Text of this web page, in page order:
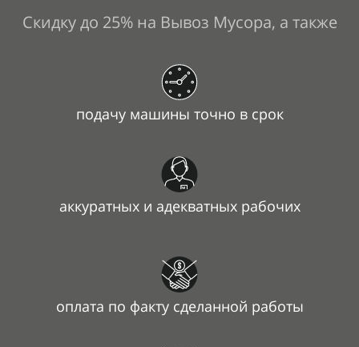
Скидку до 25% на Вывоз Мусора, а также
подачу машины точно в срок
аккуратных и адекватных рабочих
оплата по факту сделанной работы